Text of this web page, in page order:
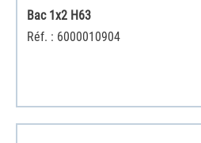
Bac 1x2 H63
Réf. : 6000010904